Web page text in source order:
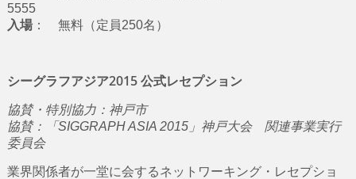
5555
入場： 無料（定員250名）
シーグラフアジア2015 公式レセプション
協賛・特別協力：神戸市
協賛：「SIGGRAPH ASIA 2015」神戸大会 関連事業実行
委員会
業界関係者が一堂に会するネットワーキング・レセプショ